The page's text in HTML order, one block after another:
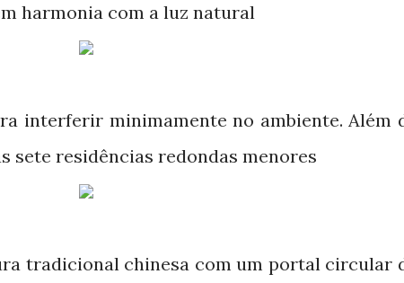
harmonia com a luz natural
interferir minimamente no ambiente. Além
sete residências redondas menores
tradicional chinesa com um portal circular